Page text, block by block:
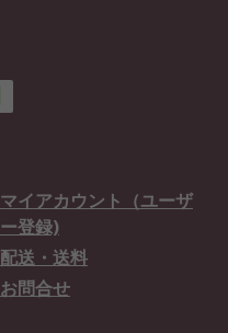
マイアカウント（ユーザ
ー登録)
配送・送料
お問合せ